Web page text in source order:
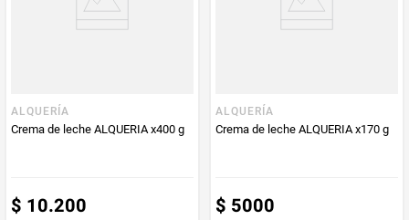
ALQUERÍA
Crema de leche ALQUERIA x400 g
$ 10.200
ALQUERÍA
Crema de leche ALQUERIA x170 g
$ 5000